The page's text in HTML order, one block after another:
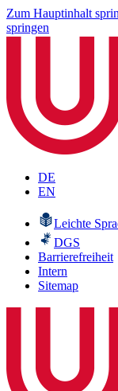
Zum Hauptinhalt
springen
DE
EN
Leichte
DGS
Barrierefreiheit
Intern
Sitemap